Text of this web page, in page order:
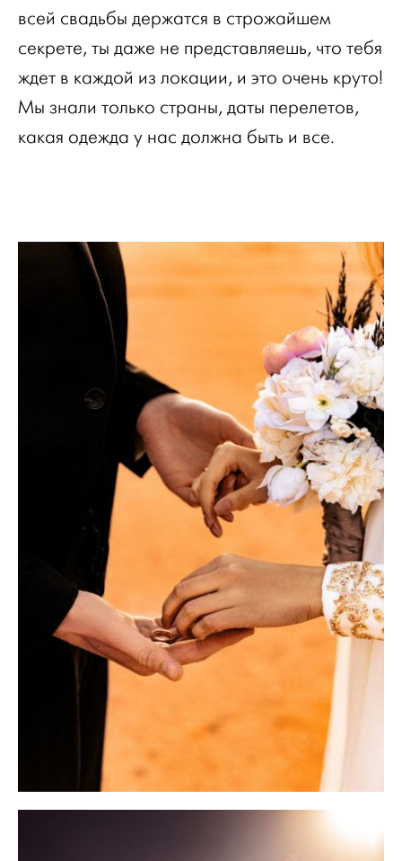
всей свадьбы держатся в строжайшем
секрете, ты даже не представляешь, что тебя
ждет в каждой из локации, и это очень круто!
Мы знали только страны, даты перелетов,
какая одежда у нас должна быть и все.